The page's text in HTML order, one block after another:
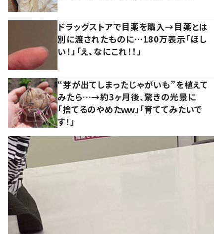
ドラッグストアで目薬を購入→目薬とは
別に渡されたものに…180万表示「ほし
い！」「え、なにこれ！！」
“芽が出てしまったじゃがいも”を植えて
みたら…→約3ヶ月後、驚きの光景に
「捨てるのやめたｗｗ」「育ててみたいで
す！」